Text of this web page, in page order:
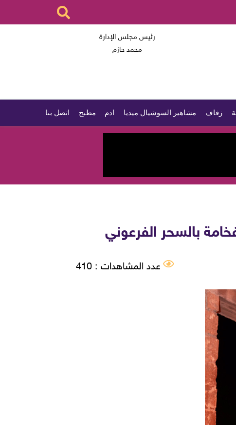
رئيس مجلس الإدارة
محمد حازم
زفاف مشاهير السوشيال ميديا ادم مطبخ اتصل بنا
بالسحر الفرعوني
عدد المشاهدات : 410